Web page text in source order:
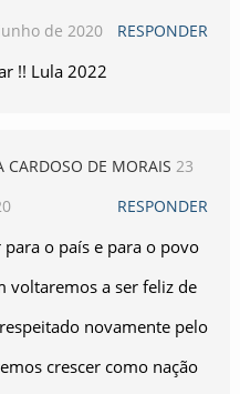
de 2020 RESPONDER
!! Lula 2022
CARDOSO DE MORAIS 23
RESPONDER
o país e para o povo
voltaremos a ser feliz de
novamente pelo
crescer como nação